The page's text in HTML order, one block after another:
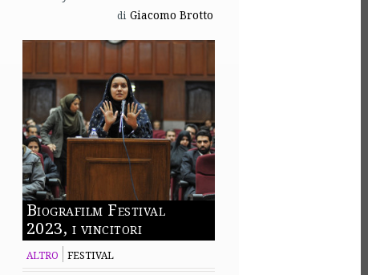
di Giacomo Brotto
Biografilm Festival
2023, i vincitori
ALTRO FESTIVAL